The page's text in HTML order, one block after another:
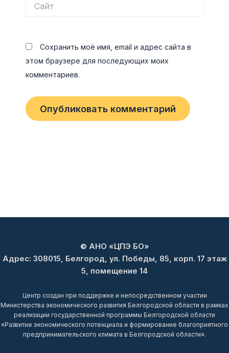
Сохранить моё имя, email и адрес сайта в
этом браузере для последующих моих
комментариев.
© АНО «ЦПЭ БО»
Адрес: 308015, Белгород, ул. Победы, 85, корп. 17 этаж
5, помещение 14
Центр создан при поддержке и непосредственном участии
Министерства экономического развития Белгородской области в рамках
реализации государственной программы Белгородской области
«Развитие экономического потенциала и формирование благоприятного
предпринимательского климата в Белгородской области».